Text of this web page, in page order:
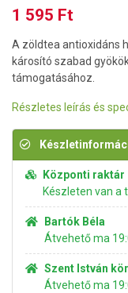
1 595 Ft
A zöldtea antioxidáns
károsító szabad
támogatásához.
Részletes leírás és
Központi raktár
Készleten van a
Bartók Béla
Átvehető ma
Szent István
Átvehető ma